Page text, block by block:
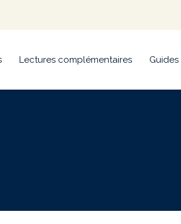
Lectures complémentaires Guides